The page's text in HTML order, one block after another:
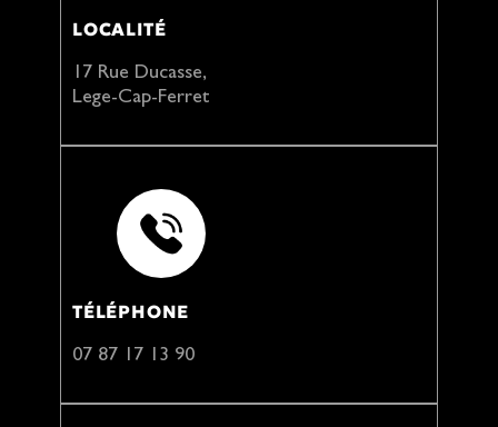
LOCALITÉ
17 Rue Ducasse,
Lege-Cap-Ferret
TÉLÉPHONE
07 87 17 13 90